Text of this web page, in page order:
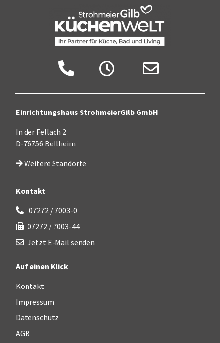
Zu den Öffnungszeiten
Einrichtungshaus StrohmeierGilb GmbH
In der Fellach 2
D-76756 Bellheim
Weitere Standorte
Kontakt
07272 / 7003-0
07272 / 7003-44
Jetzt E-Mail senden
Auf einen Klick
Kontakt
Impressum
Datenschutz
AGB